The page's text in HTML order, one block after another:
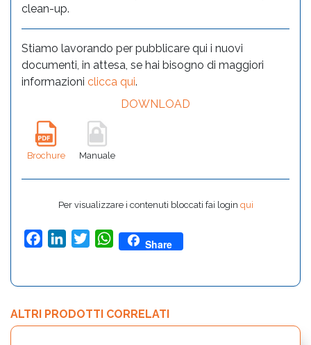
clean-up.
Stiamo lavorando per pubblicare qui i nuovi
documenti, in attesa, se hai bisogno di maggiori
informazioni clicca qui.
DOWNLOAD
Brochure Manuale
Per visualizzare i contenuti bloccati fai login qui
FacebookLinkedInTwitterWhatsApp
Share
ALTRI PRODOTTI CORRELATI